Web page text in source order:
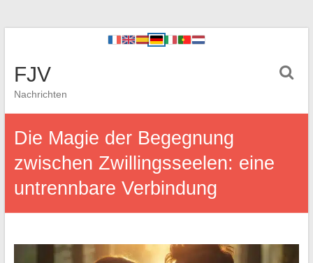
FJV
Nachrichten
Die Magie der Begegnung
zwischen Zwillingsseelen: eine
untrennbare Verbindung